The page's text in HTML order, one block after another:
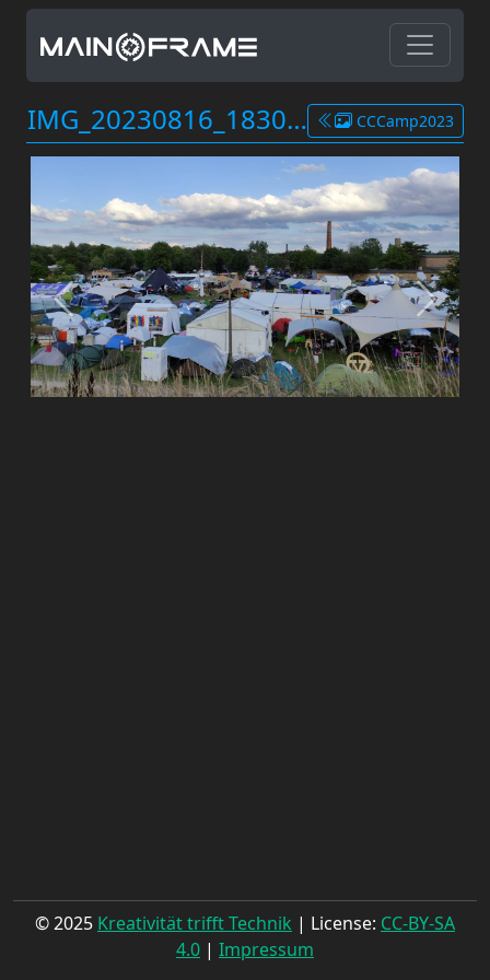
IMG_20230816_183044.jpg CCCamp2023
© 2025 Kreativität trifft Technik | License: CC-BY-SA
4.0 | Impressum